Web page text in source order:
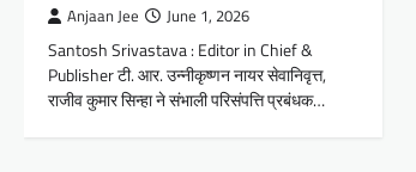
Anjaan Jee June 1, 2026
Santosh Srivastava : Editor in Chief &
Publisher टी. आर. उन्नीकृष्णन नायर सेवानिवृत्त,
राजीव कुमार सिन्हा ने संभाली परिसंपत्ति प्रबंधक…